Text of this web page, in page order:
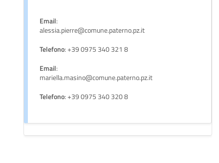
Email:
alessia.pierre@comune.paterno.pz.it
Telefono: +39 0975 340 321 8
Email:
mariella.masino@comune.paterno.pz.it
Telefono: +39 0975 340 320 8